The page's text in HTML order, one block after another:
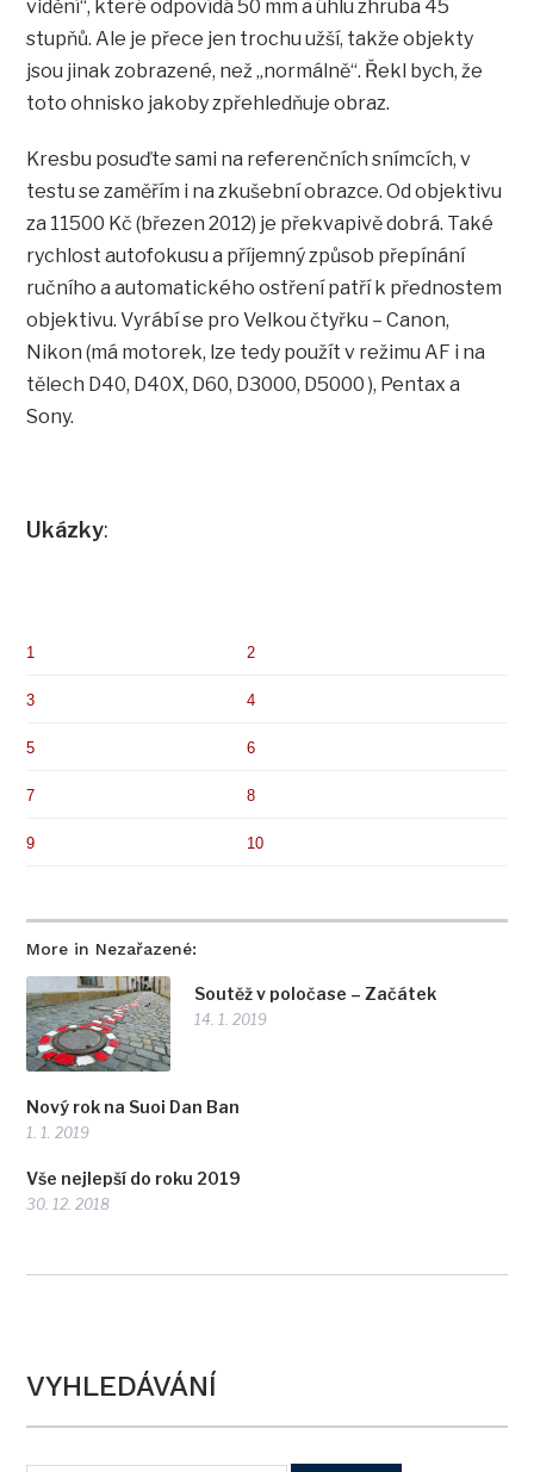
More in Nezařazené:
Soutěž v poločase – Začátek
14. 1. 2019
Nový rok na Suoi Dan Ban
1. 1. 2019
Vše nejlepší do roku 2019
30. 12. 2018
vidění“, které odpovídá 50 mm a úhlu zhruba 45
stupňů. Ale je přece jen trochu užší, takže objekty
jsou jinak zobrazené, než „normálně“. Řekl bych, že
toto ohnisko jakoby zpřehledňuje obraz.
Kresbu posuďte sami na referenčních snímcích, v
testu se zaměřím i na zkušební obrazce. Od objektivu
za 11500 Kč (březen 2012) je překvapivě dobrá. Také
rychlost autofokusu a příjemný způsob přepínání
ručního a automatického ostření patří k přednostem
objektivu. Vyrábí se pro Velkou čtyřku – Canon,
Nikon (má motorek, lze tedy použít v režimu AF i na
tělech D40, D40X, D60, D3000, D5000 ), Pentax a
Sony.
Ukázky:
1 2
3 4
5 6
7 8
9 10
VYHLEDÁVÁNÍ